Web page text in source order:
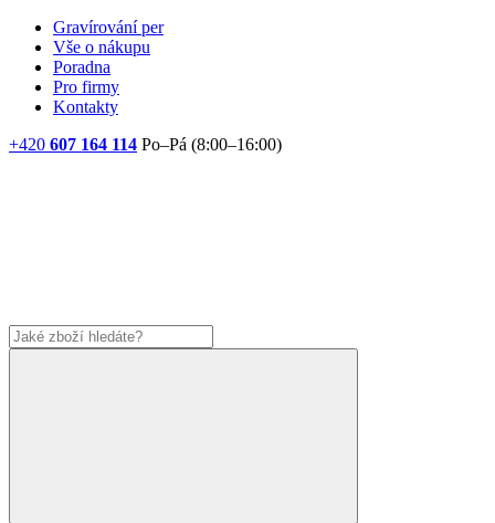
Gravírování per
Vše o nákupu
Poradna
Pro firmy
Kontakty
+420 607 164 114 Po–Pá (8:00–16:00)